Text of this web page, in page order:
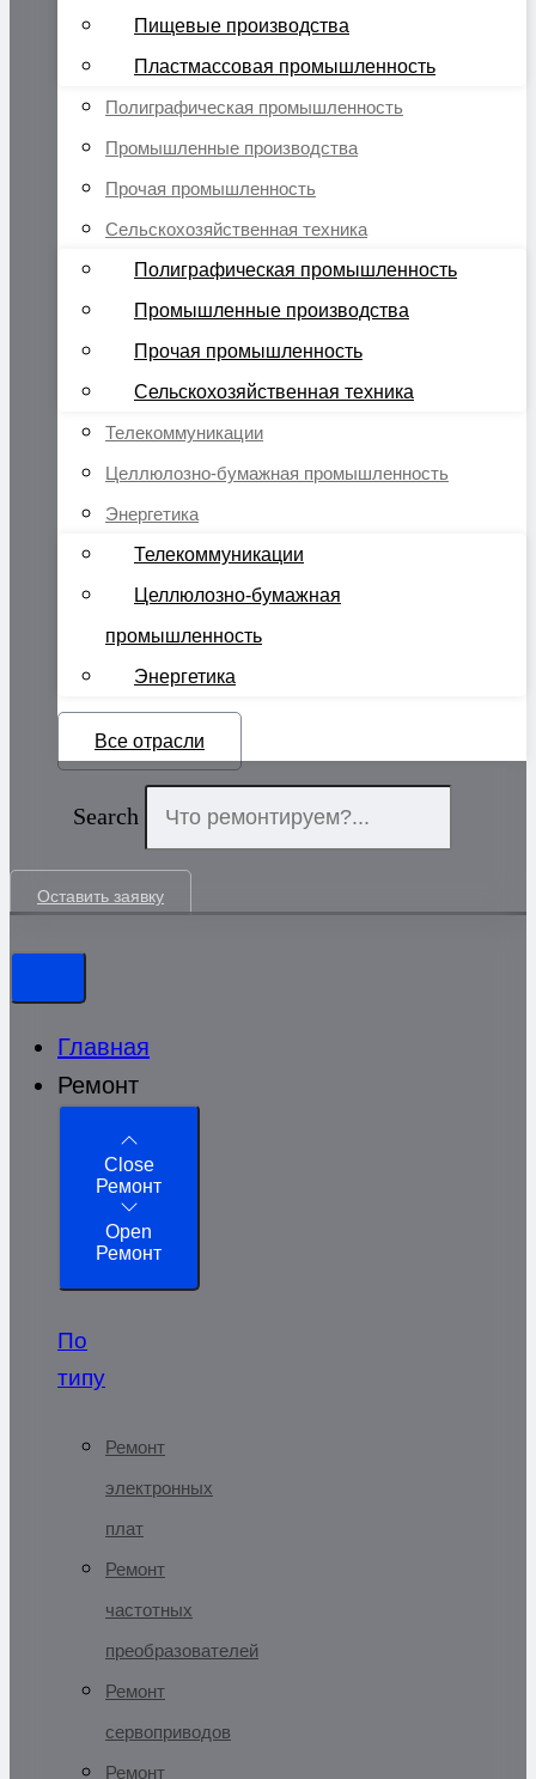
Пищевые производства
Пластмассовая промышленность
Полиграфическая промышленность
Промышленные производства
Прочая промышленность
Сельскохозяйственная техника
Полиграфическая промышленность
Промышленные производства
Прочая промышленность
Сельскохозяйственная техника
Телекоммуникации
Целлюлозно-бумажная промышленность
Энергетика
Телекоммуникации
Целлюлозно-бумажная
промышленность
Энергетика
Все отрасли
Search
Оставить заявку
Главная
Ремонт
Close
Ремонт
Open
Ремонт
По
типу
Ремонт
электронных
плат
Ремонт
частотных
преобразователей
Ремонт
сервоприводов
Ремонт